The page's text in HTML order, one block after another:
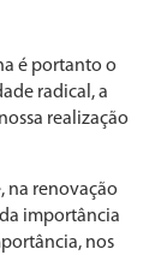
é por­tanto o
radical, a
realização
na renovação
importância
nos